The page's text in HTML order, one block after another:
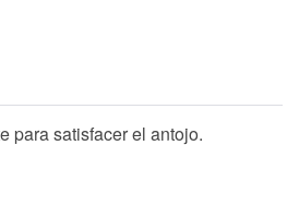
para satisfacer el antojo.